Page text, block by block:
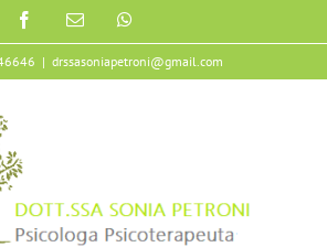
FacebookEmail
| drssasoniapetroni@gmail.com